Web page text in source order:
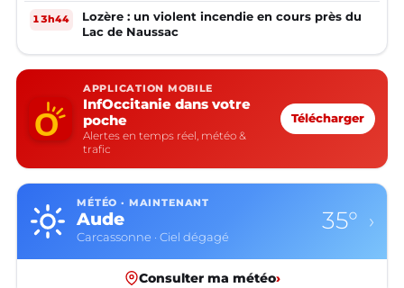
13h44
Lozère : un violent incendie en cours près du
Lac de Naussac
APPLICATION MOBILE
InfOccitanie dans votre
poche
Alertes en temps réel, météo &
trafic
Télécharger
MÉTÉO · MAINTENANT
Aude
Carcassonne · Ciel dégagé
35° ›
Consulter ma météo›